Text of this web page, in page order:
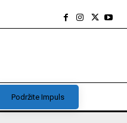
Podržite Impuls